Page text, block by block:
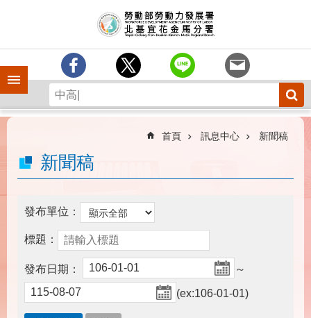
手機側欄
中
分
簡
業
務
首頁 訊息中心 新聞稿
新聞稿
發布單位：
標題：
發布日期： ～
(ex:106-01-01)